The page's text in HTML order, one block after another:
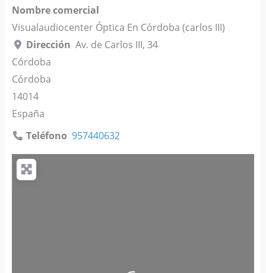
Nombre comercial
Visualaudiocenter Óptica En Córdoba (carlos III)
Dirección Av. de Carlos III, 34
Córdoba
Córdoba
14014
España
Teléfono 957440632